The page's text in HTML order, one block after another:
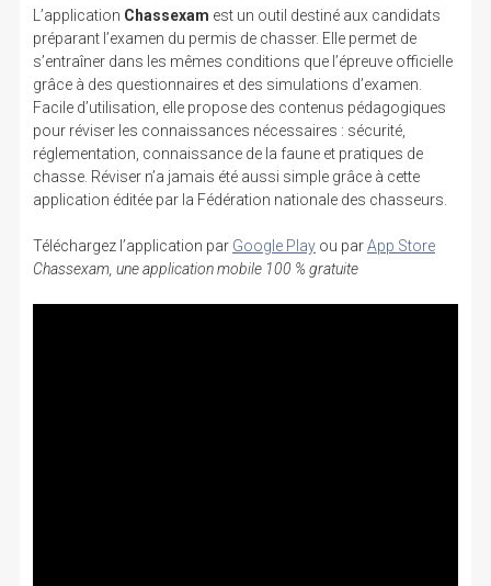
L’application Chassexam est un outil destiné aux candidats
préparant l’examen du permis de chasser. Elle permet de
s’entraîner dans les mêmes conditions que l’épreuve officielle
grâce à des questionnaires et des simulations d’examen.
Facile d’utilisation, elle propose des contenus pédagogiques
pour réviser les connaissances nécessaires : sécurité,
réglementation, connaissance de la faune et pratiques de
chasse. Réviser n’a jamais été aussi simple grâce à cette
application éditée par la Fédération nationale des chasseurs.
Téléchargez l’application par Google Play ou parApp Store
Chassexam, une application mobile 100 % gratuite